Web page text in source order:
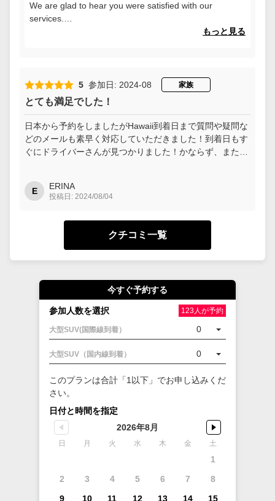
We are glad to hear you were satisfied with our
services.
もっと見る
5 参加日: 2024-08 家族
とても満足でした！
日本から予約をしましたがHawaii到着日まで質問や疑問な
どのメールも素早く対応していただきました！到着日もす
ぐにドライバーさんが見つかりました！かならず、また利
E ERINA
投稿日: 2024/08/04
クチコミ一覧
今すぐ予約する
123人が予約
参加人数を選択
大型SUV(国際線到着） 0
大型SUV（国内線到着） 0
このプランは合計「1以下」でお申し込みくだ
さい。
日付と時間を指定
2026年8月
日 月 火 水 木 金 土
1
2
3 4 5 6 7
8
9
10 11 12 13 14
15